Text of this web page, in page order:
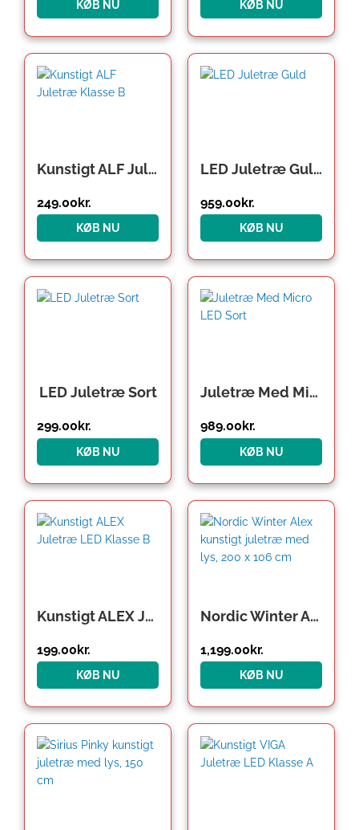
KØB NU KØB NU
Kunstigt ALF Juletræ Klasse B
249.00kr.
KØB NU
LED Juletræ Guld
959.00kr.
KØB NU
LED Juletræ Sort
299.00kr.
KØB NU
Juletræ Med Micro LED Sort
989.00kr.
KØB NU
Kunstigt ALEX Juletræ LED Klasse B
199.00kr.
KØB NU
Nordic Winter Alex kunstigt juletræ med lys, 200 x 106 cm
1,199.00kr.
KØB NU